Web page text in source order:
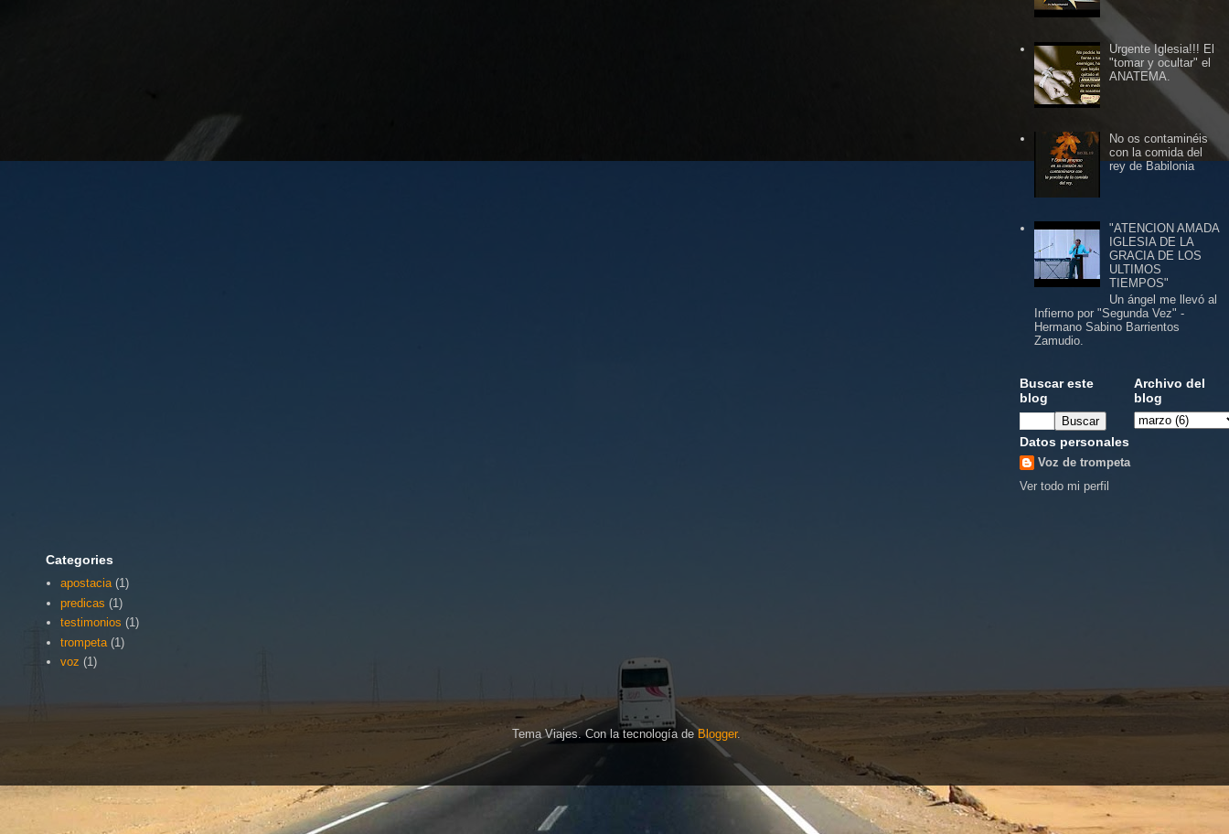
Urgente Iglesia!!! El
"tomar y ocultar" el
ANATEMA.
No os contaminéis
con la comida del
rey de Babilonia
"ATENCION AMADA
IGLESIA DE LA
GRACIA DE LOS
ULTIMOS
TIEMPOS"
Un ángel me llevó al
Infierno por "Segunda Vez" -
Hermano Sabino Barrientos
Zamudio.
Buscar este
blog
Archivo del
blog
Datos personales
Voz de trompeta
Ver todo mi perfil
Categories
apostacia (1)
predicas (1)
testimonios (1)
trompeta (1)
voz (1)
Tema Viajes. Con la tecnología deBlogger.